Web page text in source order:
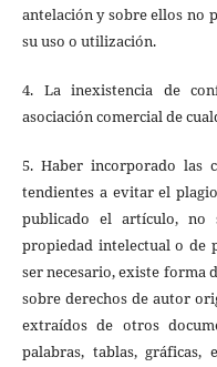
antelación y sobre ellos no
su uso o utilización.
4. La inexistencia de
asociación comercial de
5. Haber incorporado las
tendientes a evitar el
publicado el artículo, no
propiedad intelectual o de
ser necesario, existe forma
sobre derechos de autor
extraídos de otros
palabras, tablas, gráficas,